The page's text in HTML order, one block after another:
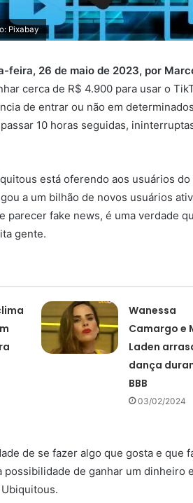
Pixabay
feira, 26 de maio de 2023, por
cerca de R$ 4.900 para usar o
de entrar ou não em
10 horas seguidas,
está oferendo aos usuários do
a um bilhão de novos usuários
parecer fake news, é uma verdade
gente.
Wanessa
Camargo e
Laden
dança
BBB
03/02/2024
de se fazer algo que gosta e que
possibilidade de ganhar um dinheiro